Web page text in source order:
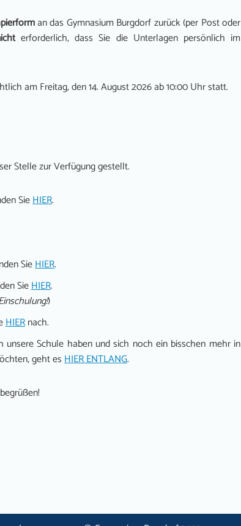
an das Gymnasium Burgdorf zurück (per Post oder
erforderlich, dass Sie die Unterlagen persönlich im
am Freitag, den 14. August 2026 ab 10:00 Uhr statt.
Stelle zur Verfügung gestellt.
SieHIER.
SieHIER.
SieHIER.
)
HIERnach.
Schule haben und sich noch ein bisschen mehr in
geht esHIER ENTLANG.